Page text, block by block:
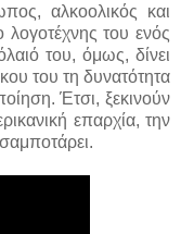
αλκοολικός και
του ενός
του, όμως, δίνει
του τη δυνατότητα
Έτσι, ξεκινούν
επαρχία, την